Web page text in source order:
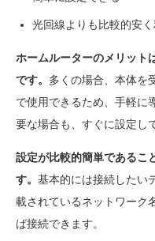
光回線よりも比較的安
ホームルーターのメリット
です。 多くの場合、本体を
で使用できるため、手軽に
要な場合も、すぐに設定し
設定が比較的簡単であるこ
す。 基本的には接続したい
載されているネットワーク
ば接続できます。